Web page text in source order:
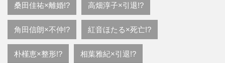
桑田佳祐×離婚!? 高畑淳子×引退!?
角田信朗×不仲!? 紅音ほたる×死亡!?
朴槿恵×整形!? 相葉雅紀×引退!?